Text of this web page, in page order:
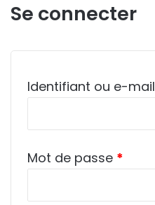
Se connecter
Identifiant ou e-mail
Mot de passe *